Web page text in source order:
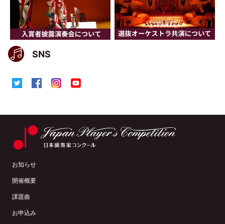
SNS
お知らせ
開催概要
課題曲
お申込み